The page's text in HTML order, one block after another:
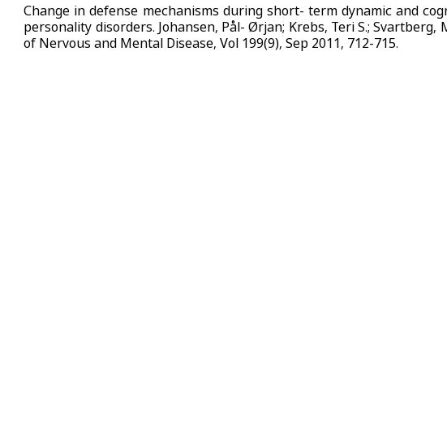
Change in defense mechanisms during short- term dynamic and
personality disorders. Johansen, Pål- Ørjan; Krebs, Teri S.; Svartberg,
of Nervous and Mental Disease, Vol 199(9), Sep 2011, 712-715.